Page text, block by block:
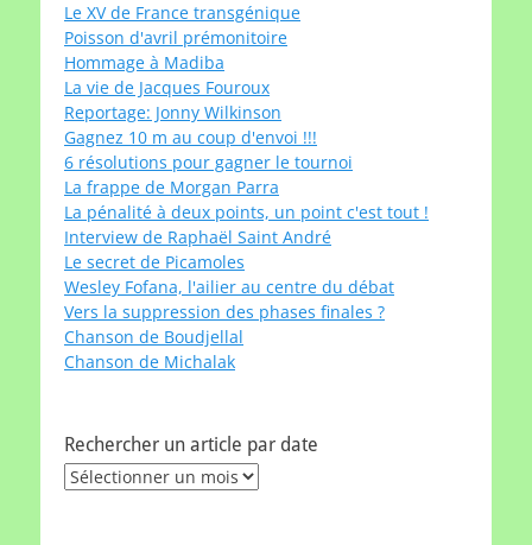
Le XV de France transgénique
Poisson d'avril prémonitoire
Hommage à Madiba
La vie de Jacques Fouroux
Reportage: Jonny Wilkinson
Gagnez 10 m au coup d'envoi !!!
6 résolutions pour gagner le tournoi
La frappe de Morgan Parra
La pénalité à deux points, un point c'est tout !
Interview de Raphaël Saint André
Le secret de Picamoles
Wesley Fofana, l'ailier au centre du débat
Vers la suppression des phases finales ?
Chanson de Boudjellal
Chanson de Michalak
Rechercher un article par date
Rechercher